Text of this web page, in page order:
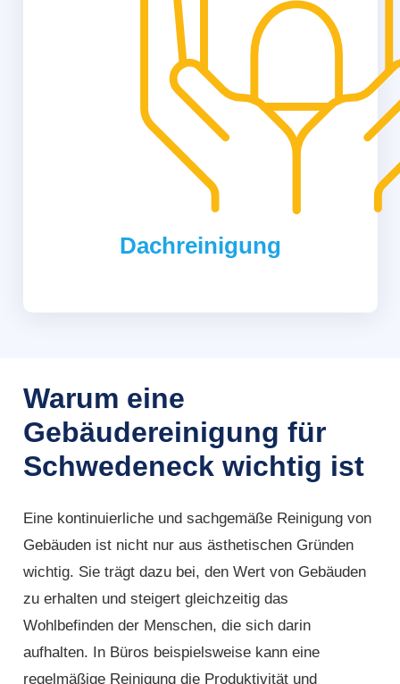
Dachreinigung
Warum eine
Gebäudereinigung für
Schwedeneck wichtig ist
Eine kontinuierliche und sachgemäße Reinigung von
Gebäuden ist nicht nur aus ästhetischen Gründen
wichtig. Sie trägt dazu bei, den Wert von Gebäuden
zu erhalten und steigert gleichzeitig das
Wohlbefinden der Menschen, die sich darin
aufhalten. In Büros beispielsweise kann eine
regelmäßige Reinigung die Produktivität und